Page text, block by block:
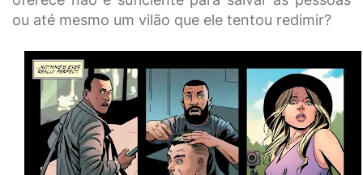
ou até mesmo um vilão que ele tentou redimir?